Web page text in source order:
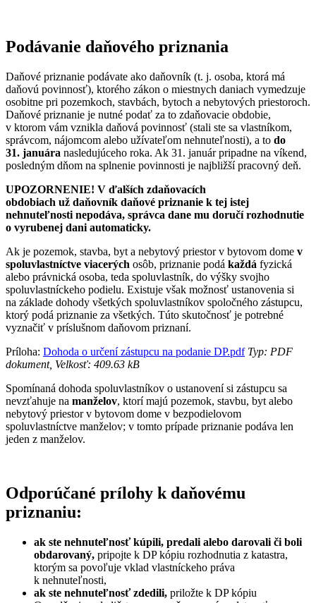
Podávanie daňového priznania
Daňové priznanie podávate ako daňovník (t. j. osoba, ktorá má
daňovú povinnosť), ktorého zákon o miestnych daniach vymedzuje
osobitne pri pozemkoch, stavbách, bytoch a nebytových priestoroch.
Daňové priznanie je nutné podať za to zdaňovacie obdobie,
v ktorom vám vznikla daňová povinnosť (stali ste sa vlastníkom,
správcom, nájomcom alebo užívateľom nehnuteľnosti), a to do
31. januára nasledujúceho roka. Ak 31. január pripadne na víkend,
posledným dňom na splnenie povinnosti je najbližší pracovný deň.
UPOZORNENIE! V ďalších zdaňovacích
obdobiach už daňovník daňové priznanie k tej istej
nehnuteľnosti nepodáva, správca dane mu doručí rozhodnutie
o vyrubenej dani automaticky.
Ak je pozemok, stavba, byt a nebytový priestor v bytovom dome v
spoluvlastníctve viacerých osôb, priznanie podá každá fyzická
alebo právnická osoba, teda spoluvlastník, do výšky svojho
spoluvlastníckeho podielu. Existuje však možnosť ustanovenia si
na základe dohody všetkých spoluvlastníkov spoločného zástupcu,
ktorý podá priznanie za všetkých. Túto skutočnosť je potrebné
vyznačiť v príslušnom daňovom priznaní.
Príloha: Dohoda o určení zástupcu na podanie DP.pdfTyp: PDF
dokument, Velkosť: 409.63 kB
Spomínaná dohoda spoluvlastníkov o ustanovení si zástupcu sa
nevzťahuje na manželov, ktorí majú pozemok, stavbu, byt alebo
nebytový priestor v bytovom dome v bezpodielovom
spoluvlastníctve manželov; v tomto prípade priznanie podáva len
jeden z manželov.
Odporúčané prílohy k daňovému
priznaniu:
ak ste nehnuteľnosť kúpili, predali alebo darovali či boli
obdarovaný, pripojte k DP kópiu rozhodnutia z katastra,
ktorým sa povoľuje vklad vlastníckeho práva
k nehnuteľnosti,
ak ste nehnuteľnosť zdedili, priložte k DP kópiu